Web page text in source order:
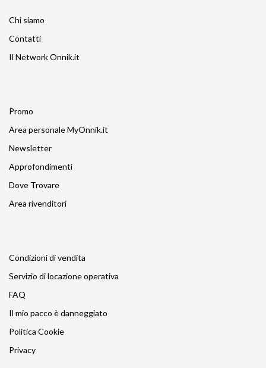
Chi siamo
Contatti
Il Network Onnik.it
Promo
Area personale MyOnnik.it
Newsletter
Approfondimenti
Dove Trovare
Area rivenditori
Condizioni di vendita
Servizio di locazione operativa
FAQ
Il mio pacco è danneggiato
Politica Cookie
Privacy